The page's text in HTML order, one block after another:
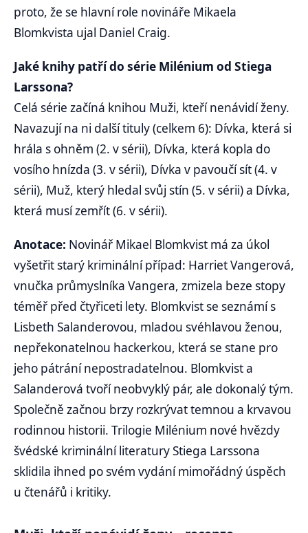
proto, že se hlavní role novináře Mikaela
Blomkvista ujal Daniel Craig.
Jaké knihy patří do série Milénium od Stiega
Larssona?
Celá série začíná knihou Muži, kteří nenávidí ženy.
Navazují na ni další tituly (celkem 6): Dívka, která si
hrála s ohněm (2. v sérii), Dívka, která kopla do
vosího hnízda (3. v sérii), Dívka v pavoučí sít (4. v
sérii), Muž, který hledal svůj stín (5. v sérii) a Dívka,
která musí zemřít (6. v sérii).
Anotace: Novinář Mikael Blomkvist má za úkol
vyšetřit starý kriminální případ: Harriet Vangerová,
vnučka průmyslníka Vangera, zmizela beze stopy
téměř před čtyřiceti lety. Blomkvist se seznámí s
Lisbeth Salanderovou, mladou svéhlavou ženou,
nepřekonatelnou hackerkou, která se stane pro
jeho pátrání nepostradatelnou. Blomkvist a
Salanderová tvoří neobvyklý pár, ale dokonalý tým.
Společně začnou brzy rozkrývat temnou a krvavou
rodinnou historii. Trilogie Milénium nové hvězdy
švédské kriminální literatury Stiega Larssona
sklidila ihned po svém vydání mimořádný úspěch
u čtenářů i kritiky.